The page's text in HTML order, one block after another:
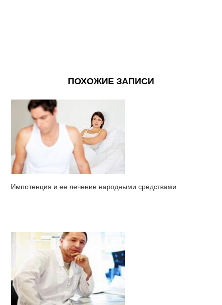
ПОХОЖИЕ ЗАПИСИ
Импотенция и ее лечение народными средствами